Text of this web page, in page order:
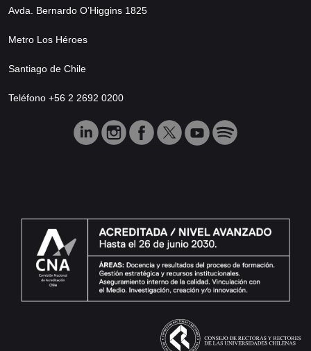
Avda. Bernardo O’Higgins 1825
Metro Los Héroes
Santiago de Chile
Teléfono +56 2 2692 0200